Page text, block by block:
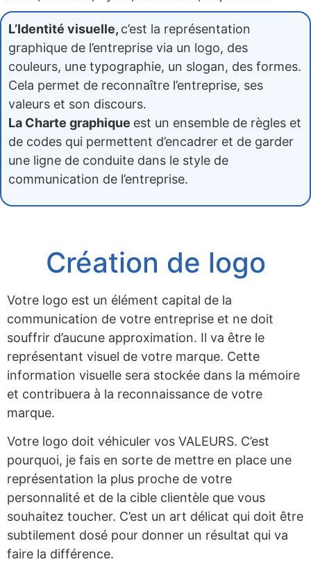
L’Identité visuelle, c’est la représentation
graphique de l’entreprise via un logo, des
couleurs, une typographie, un slogan, des formes.
Cela permet de reconnaître l’entreprise, ses
valeurs et son discours.
La Charte graphique est un ensemble de règles et
de codes qui permettent d’encadrer et de garder
une ligne de conduite dans le style de
communication de l’entreprise.
Création de logo
Votre logo est un élément capital de la
communication de votre entreprise et ne doit
souffrir d’aucune approximation. Il va être le
représentant visuel de votre marque. Cette
information visuelle sera stockée dans la mémoire
et contribuera à la reconnaissance de votre
marque.
Votre logo doit véhiculer vos VALEURS. C’est
pourquoi, je fais en sorte de mettre en place une
représentation la plus proche de votre
personnalité et de la cible clientèle que vous
souhaitez toucher. C’est un art délicat qui doit être
subtilement dosé pour donner un résultat qui va
faire la différence.